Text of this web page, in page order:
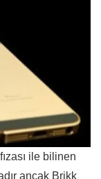
ile bilinen
ancak Brikk